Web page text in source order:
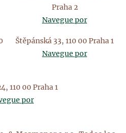
Praha 2
Navegue por
Štěpánská 33, 110 00 Praha 1
Navegue por
110 00 Praha 1
por